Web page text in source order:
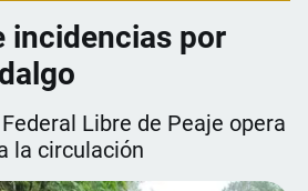
incidencias por
Libre de Peaje opera
la circulación